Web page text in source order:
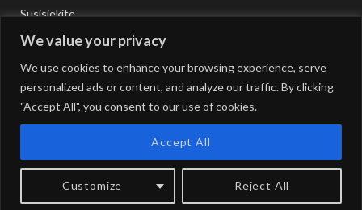
We value your privacy
We use cookies to enhance your browsing experience, serve
personalized ads or content, and analyze our traffic. By clicking
"Accept All", you consent to our use of cookies.
Customize Reject All
Accept All
Susisiekite
Vertimai